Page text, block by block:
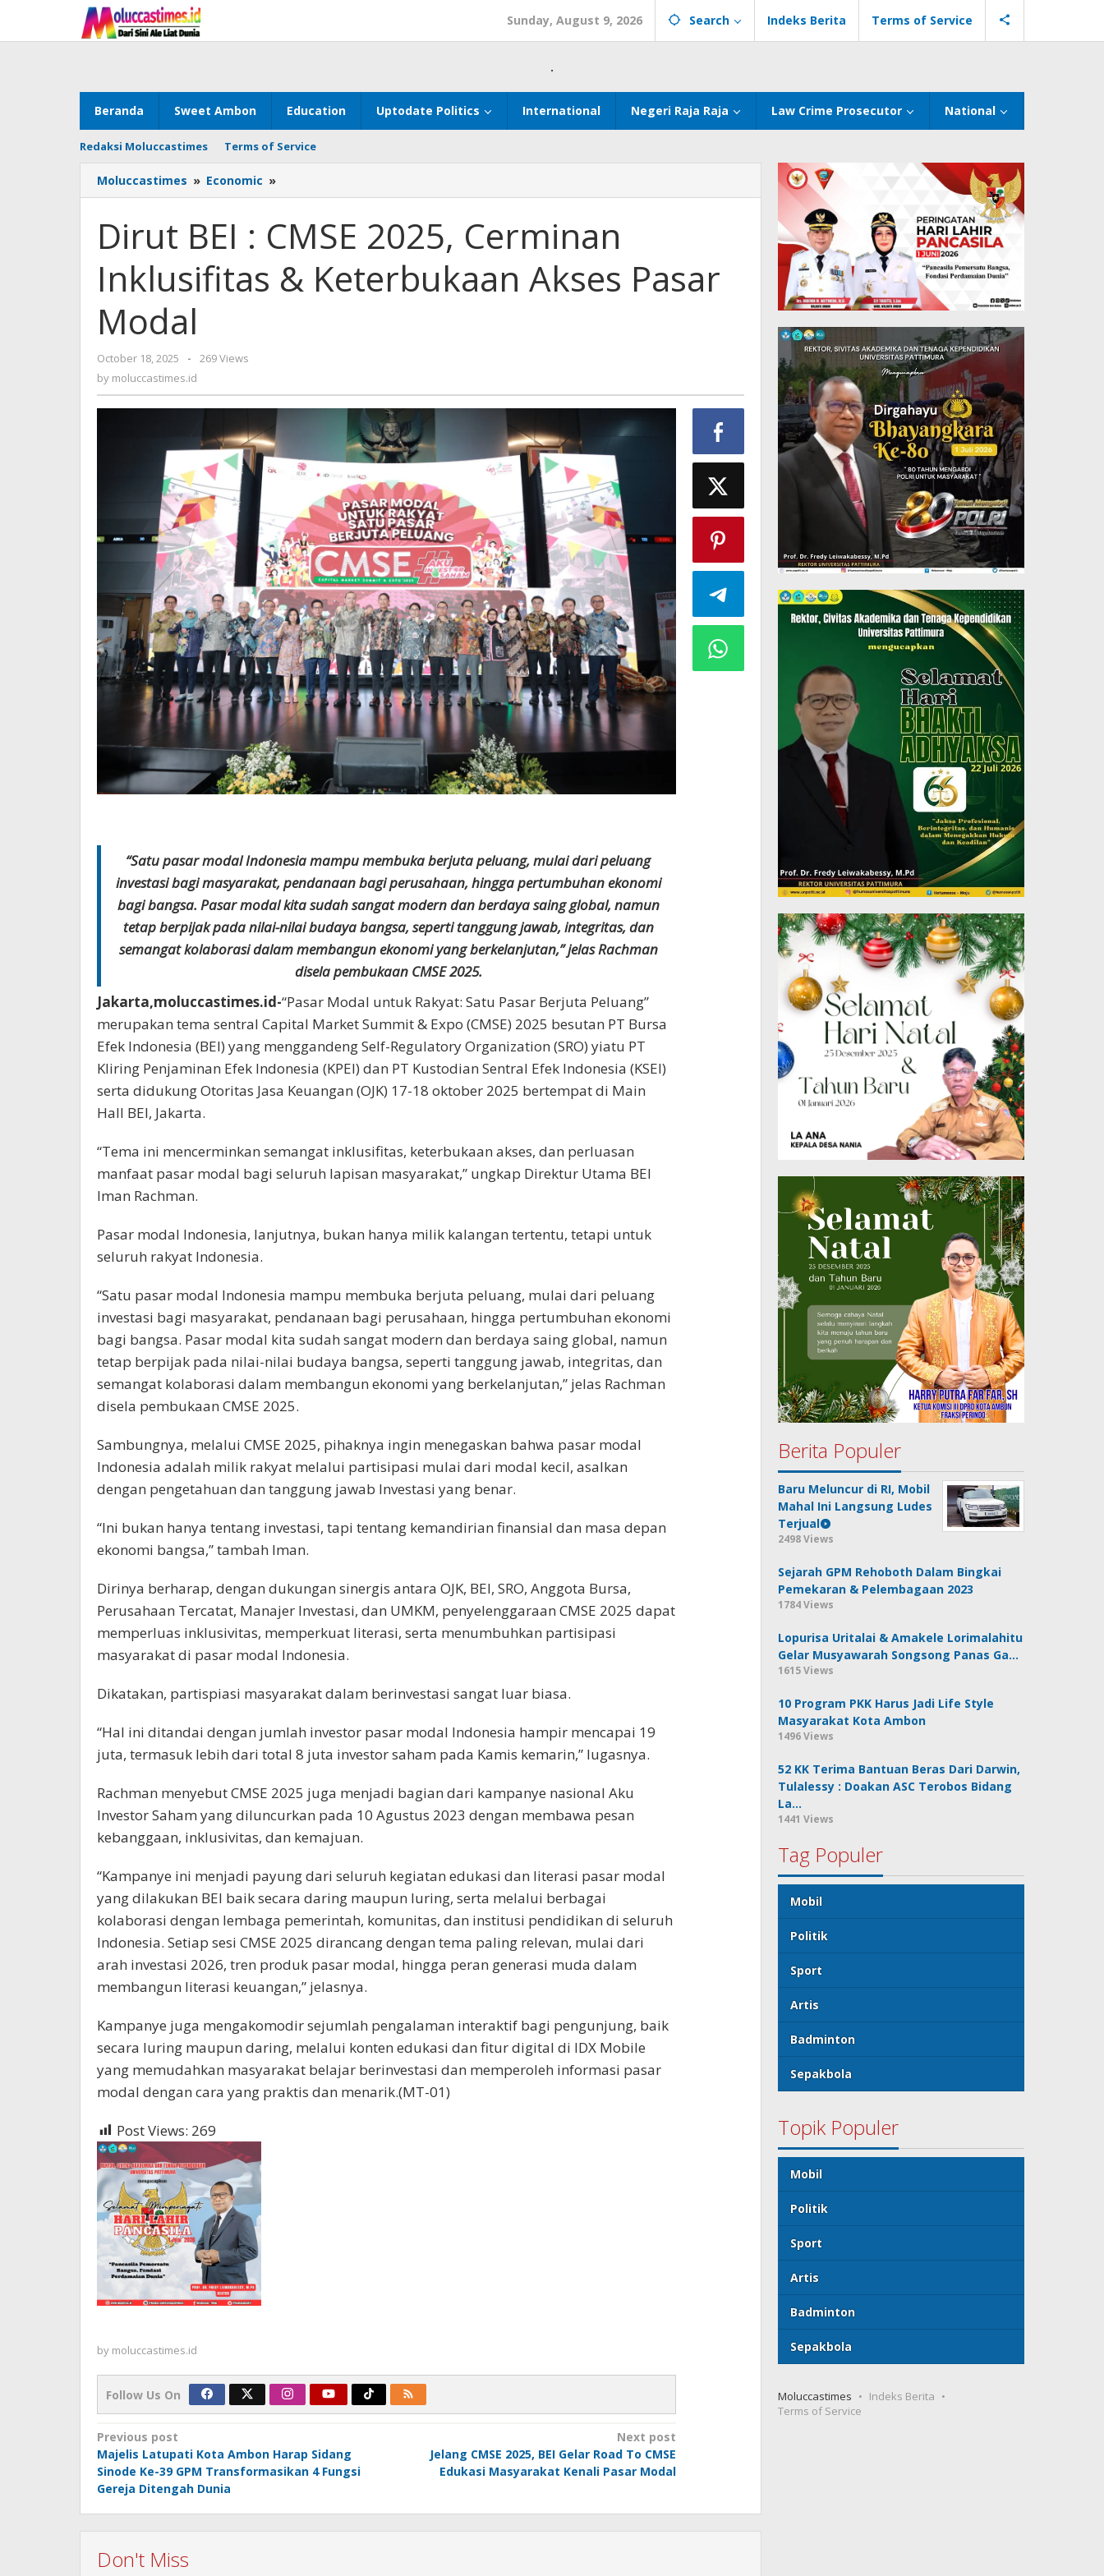
content
Sunday, August 9, 2026 Search Indeks Berita Terms of Service
.
Beranda Sweet Ambon Education Uptodate Politics International Negeri Raja Raja Law Crime Prosecutor National
Redaksi Moluccastimes Terms of Service
Moluccastimes » Economic »
BEI
CMSE
2025,
Cerminan
Inklusifitas
Dirut BEI : CMSE 2025, Cerminan
Inklusifitas & Keterbukaan Akses Pasar
Modal
October 18, 2025
by
moluccastimes.id
-
269 Views
by moluccastimes.id
“Satu pasar modal Indonesia mampu membuka berjuta peluang, mulai dari peluang
investasi bagi masyarakat, pendanaan bagi perusahaan, hingga pertumbuhan ekonomi
bagi bangsa. Pasar modal kita sudah sangat modern dan berdaya saing global, namun
tetap berpijak pada nilai-nilai budaya bangsa, seperti tanggung jawab, integritas, dan
semangat kolaborasi dalam membangun ekonomi yang berkelanjutan,” jelas Rachman
disela pembukaan CMSE 2025.
Jakarta,moluccastimes.id-“Pasar Modal untuk Rakyat: Satu Pasar Berjuta Peluang”
merupakan tema sentral Capital Market Summit & Expo (CMSE) 2025 besutan PT Bursa
Efek Indonesia (BEI) yang menggandeng Self-Regulatory Organization (SRO) yiatu PT
Kliring Penjaminan Efek Indonesia (KPEI) dan PT Kustodian Sentral Efek Indonesia (KSEI)
serta didukung Otoritas Jasa Keuangan (OJK) 17-18 oktober 2025 bertempat di Main
Hall BEI, Jakarta.
“Tema ini mencerminkan semangat inklusifitas, keterbukaan akses, dan perluasan
manfaat pasar modal bagi seluruh lapisan masyarakat,” ungkap Direktur Utama BEI
Iman Rachman.
Pasar modal Indonesia, lanjutnya, bukan hanya milik kalangan tertentu, tetapi untuk
seluruh rakyat Indonesia.
“Satu pasar modal Indonesia mampu membuka berjuta peluang, mulai dari peluang
investasi bagi masyarakat, pendanaan bagi perusahaan, hingga pertumbuhan ekonomi
bagi bangsa. Pasar modal kita sudah sangat modern dan berdaya saing global, namun
tetap berpijak pada nilai-nilai budaya bangsa, seperti tanggung jawab, integritas, dan
semangat kolaborasi dalam membangun ekonomi yang berkelanjutan,” jelas Rachman
disela pembukaan CMSE 2025.
Sambungnya, melalui CMSE 2025, pihaknya ingin menegaskan bahwa pasar modal
Indonesia adalah milik rakyat melalui partisipasi mulai dari modal kecil, asalkan
dengan pengetahuan dan tanggung jawab Investasi yang benar.
“Ini bukan hanya tentang investasi, tapi tentang kemandirian finansial dan masa depan
ekonomi bangsa,” tambah Iman.
Dirinya berharap, dengan dukungan sinergis antara OJK, BEI, SRO, Anggota Bursa,
Perusahaan Tercatat, Manajer Investasi, dan UMKM, penyelenggaraan CMSE 2025 dapat
memperluas inklusivitas, memperkuat literasi, serta menumbuhkan partisipasi
masyarakat di pasar modal Indonesia.
Dikatakan, partispiasi masyarakat dalam berinvestasi sangat luar biasa.
“Hal ini ditandai dengan jumlah investor pasar modal Indonesia hampir mencapai 19
juta, termasuk lebih dari total 8 juta investor saham pada Kamis kemarin,” lugasnya.
Rachman menyebut CMSE 2025 juga menjadi bagian dari kampanye nasional Aku
Investor Saham yang diluncurkan pada 10 Agustus 2023 dengan membawa pesan
kebanggaan, inklusivitas, dan kemajuan.
“Kampanye ini menjadi payung dari seluruh kegiatan edukasi dan literasi pasar modal
yang dilakukan BEI baik secara daring maupun luring, serta melalui berbagai
kolaborasi dengan lembaga pemerintah, komunitas, dan institusi pendidikan di seluruh
Indonesia. Setiap sesi CMSE 2025 dirancang dengan tema paling relevan, mulai dari
arah investasi 2026, tren produk pasar modal, hingga peran generasi muda dalam
membangun literasi keuangan,” jelasnya.
Kampanye juga mengakomodir sejumlah pengalaman interaktif bagi pengunjung, baik
secara luring maupun daring, melalui konten edukasi dan fitur digital di IDX Mobile
yang memudahkan masyarakat belajar berinvestasi dan memperoleh informasi pasar
modal dengan cara yang praktis dan menarik.(MT-01)
Post Views: 269
by moluccastimes.id
Follow Us On
Post
navigation
Previous post
Majelis Latupati Kota Ambon Harap Sidang
Sinode Ke-39 GPM Transformasikan 4 Fungsi
Gereja Ditengah Dunia
Next post
Jelang CMSE 2025, BEI Gelar Road To CMSE
Edukasi Masyarakat Kenali Pasar Modal
Don't Miss
Berita Populer
Baru Meluncur di RI, Mobil
Mahal Ini Langsung Ludes
Terjual
2498 Views
Sejarah GPM Rehoboth Dalam Bingkai
Pemekaran & Pelembagaan 2023
1784 Views
Lopurisa Uritalai & Amakele Lorimalahitu
Gelar Musyawarah Songsong Panas Ga…
1615 Views
10 Program PKK Harus Jadi Life Style
Masyarakat Kota Ambon
1496 Views
52 KK Terima Bantuan Beras Dari Darwin,
Tulalessy : Doakan ASC Terobos Bidang
La…
1441 Views
Tag Populer
Mobil
Politik
Sport
Artis
Badminton
Sepakbola
Topik Populer
Mobil
Politik
Sport
Artis
Badminton
Sepakbola
Moluccastimes
Indeks Berita
Terms of Service